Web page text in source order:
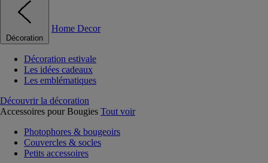
Décoration
Home Decor
Décoration estivale
Les idées cadeaux
Les emblématiques
Découvrir la décoration
Accessoires pour Bougies Tout voir
Photophores & bougeoirs
Couvercles & socles
Petits accessoires